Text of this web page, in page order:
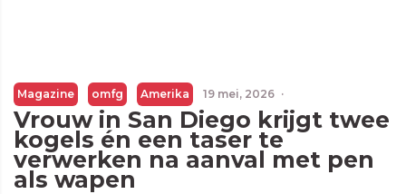
Magazine omfg Amerika 19 mei, 2026 ·
Vrouw in San Diego krijgt twee
kogels én een taser te
verwerken na aanval met pen
als wapen